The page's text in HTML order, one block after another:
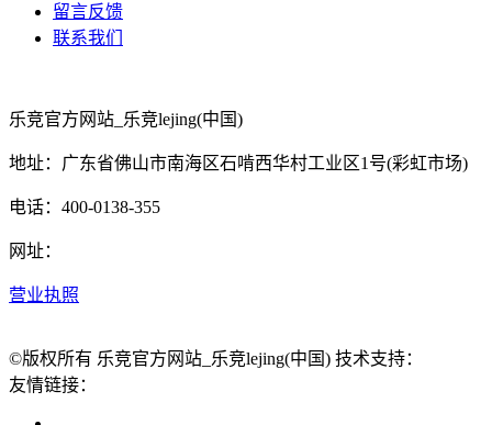
留言反馈
联系我们
乐竞官方网站_乐竞lejing(中国)
地址：广东省佛山市南海区石啃西华村工业区1号(彩虹市场)
电话：400-0138-355
网址：
营业执照
©版权所有 乐竞官方网站_乐竞lejing(中国) 技术支持：
友情链接：